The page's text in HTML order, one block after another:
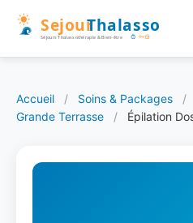
Accueil / Soins & Packages /
Grande Terrasse
/ Épilation